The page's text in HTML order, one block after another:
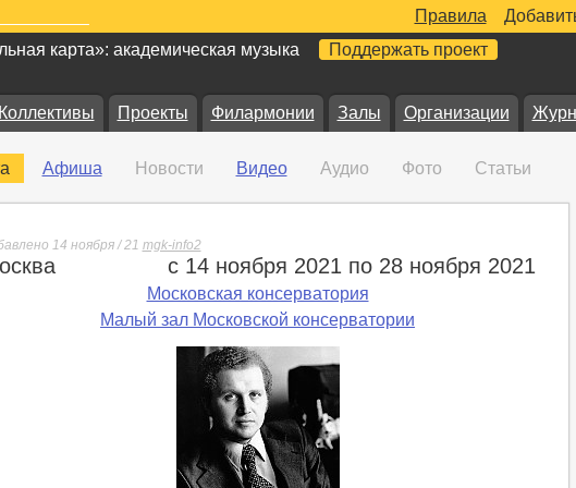
Правила
карта»: академическая музыка Поддержать проект
Коллективы Проекты Филармонии Залы Организации
Афиша Новости Видео Аудио Фото Статьи
14 ноября / 21 mgk-info2
с 14 ноября 2021 по 28 ноября 2021
Московская консерватория
Малый зал Московской консерватории